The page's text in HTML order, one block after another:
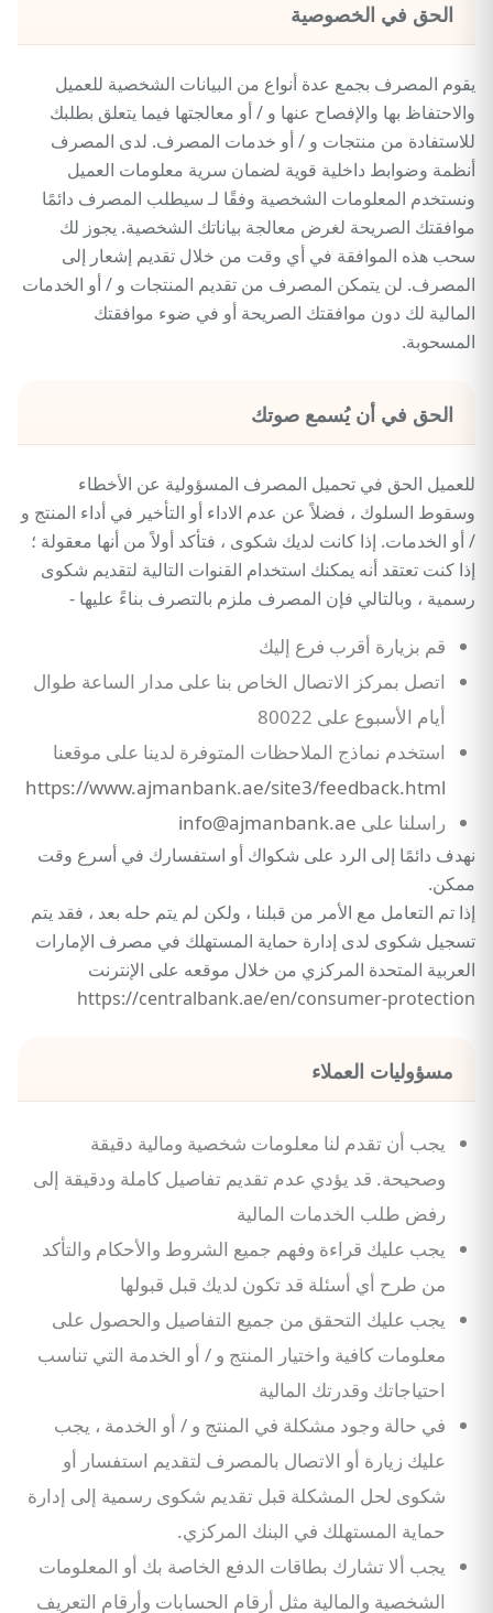
الحق في الخصوصية
يقوم المصرف بجمع عدة أنواع من البيانات الشخصية للعميل
والاحتفاظ بها والإفصاح عنها و / أو معالجتها فيما يتعلق بطلبك
للاستفادة من منتجات و / أو خدمات المصرف. لدى المصرف
أنظمة وضوابط داخلية قوية لضمان سرية معلومات العميل
ونستخدم المعلومات الشخصية وفقًا لـ سيطلب المصرف دائمًا
موافقتك الصريحة لغرض معالجة بياناتك الشخصية. يجوز لك
سحب هذه الموافقة في أي وقت من خلال تقديم إشعار إلى
المصرف. لن يتمكن المصرف من تقديم المنتجات و / أو الخدمات
المالية لك دون موافقتك الصريحة أو في ضوء موافقتك
المسحوبة.
الحق في أن يُسمع صوتك
للعميل الحق في تحميل المصرف المسؤولية عن الأخطاء
وسقوط السلوك ، فضلاً عن عدم الاداء أو التأخير في أداء المنتج و
/ أو الخدمات. إذا كانت لديك شكوى ، فتأكد أولاً من أنها معقولة ؛
إذا كنت تعتقد أنه يمكنك استخدام القنوات التالية لتقديم شكوى
رسمية ، وبالتالي فإن المصرف ملزم بالتصرف بناءً عليها -
قم بزيارة أقرب فرع إليك
اتصل بمركز الاتصال الخاص بنا على مدار الساعة طوال
أيام الأسبوع على 80022
استخدم نماذج الملاحظات المتوفرة لدينا على موقعنا
https://www.ajmanbank.ae/site3/feedback.html
راسلنا على info@ajmanbank.ae
نهدف دائمًا إلى الرد على شكواك أو استفسارك في أسرع وقت
ممكن.
إذا تم التعامل مع الأمر من قبلنا ، ولكن لم يتم حله بعد ، فقد يتم
تسجيل شكوى لدى إدارة حماية المستهلك في مصرف الإمارات
العربية المتحدة المركزي من خلال موقعه على الإنترنت
https://centralbank.ae/en/consumer-protection
مسؤوليات العملاء
يجب أن تقدم لنا معلومات شخصية ومالية دقيقة
وصحيحة. قد يؤدي عدم تقديم تفاصيل كاملة ودقيقة إلى
رفض طلب الخدمات المالية
يجب عليك قراءة وفهم جميع الشروط والأحكام والتأكد
من طرح أي أسئلة قد تكون لديك قبل قبولها
يجب عليك التحقق من جميع التفاصيل والحصول على
معلومات كافية واختيار المنتج و / أو الخدمة التي تناسب
احتياجاتك وقدرتك المالية
في حالة وجود مشكلة في المنتج و / أو الخدمة ، يجب
عليك زيارة أو الاتصال بالمصرف لتقديم استفسار أو
شكوى لحل المشكلة قبل تقديم شكوى رسمية إلى إدارة
حماية المستهلك في البنك المركزي.
يجب ألا تشارك بطاقات الدفع الخاصة بك أو المعلومات
الشخصية والمالية مثل أرقام الحسابات وأرقام التعريف